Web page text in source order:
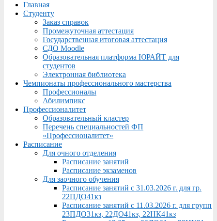
Menu
Главная
Студенту
Заказ справок
Промежуточная аттестация
Государственная итоговая аттестация
СДО Moodle
Образовательная платформа ЮРАЙТ для
студентов
Электронная библиотека
Чемпионаты профессионального мастерства
Профессионалы
Абилимпикс
Профессионалитет
Образовательный кластер
Перечень специальностей ФП
«Профессионалитет»
Расписание
Для очного отделения
Расписание занятий
Расписание экзаменов
Для заочного обучения
Расписание занятий с 31.03.2026 г. для гр.
22ПДО41кз
Расписание занятий с 11.03.2026 г. для групп
23ПДО31кз, 22ДО41кз, 22НК41кз